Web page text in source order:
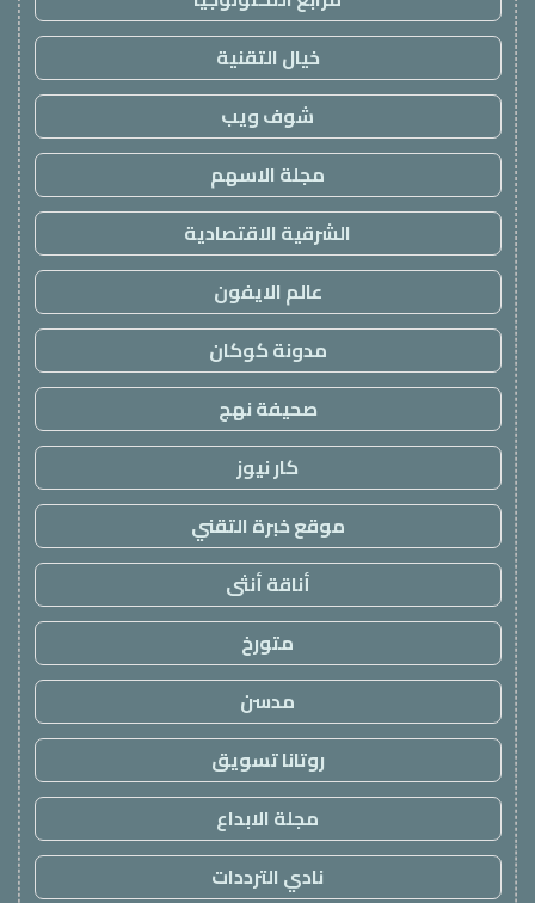
خيال التقنية
شوف ويب
مجلة الاسهم
الشرقية الاقتصادية
عالم الايفون
مدونة كوكان
صحيفة نهج
كار نيوز
موقع خبرة التقني
أناقة أنثى
متورخ
مدسن
روتانا تسويق
مجلة الابداع
نادي الترددات